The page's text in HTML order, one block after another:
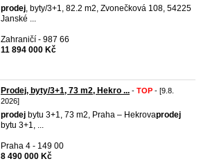
prodej, byty/3+1, 82.2 m2, Zvonečková 108, 54225
Janské ...
Zahraničí - 987 66
11 894 000 Kč
Prodej, byty/3+1, 73 m2, Hekro ... - TOP - [9.8.
2026]
prodej bytu 3+1, 73 m2, Praha – Hekrovaprodej
bytu 3+1, ...
Praha 4 - 149 00
8 490 000 Kč